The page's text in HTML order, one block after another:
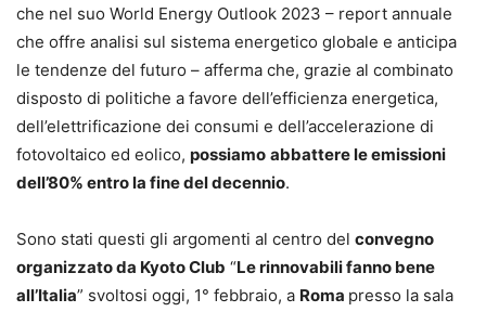
che nel suo World Energy Outlook 2023 – report annuale
che offre analisi sul sistema energetico globale e anticipa
le tendenze del futuro – afferma che, grazie al combinato
disposto di politiche a favore dell’efficienza energetica,
dell’elettrificazione dei consumi e dell’accelerazione di
fotovoltaico ed eolico, possiamo abbattere le emissioni
dell’80% entro la fine del decennio.
Sono stati questi gli argomenti al centro del convegno
organizzato da Kyoto Club “Le rinnovabili fanno bene
all’Italia” svoltosi oggi, 1° febbraio, a Roma presso la sala